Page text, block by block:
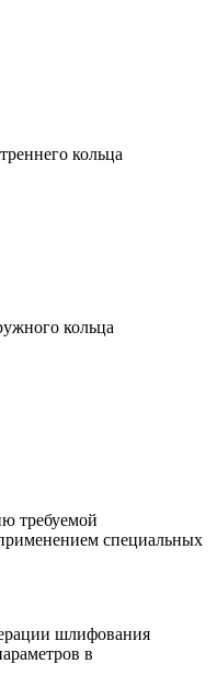
кольца
кольца
требуемой
специальных
шлифования
в